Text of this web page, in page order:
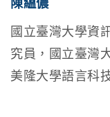
國立臺灣大學資
究員，國立臺灣
美隆大學語言科